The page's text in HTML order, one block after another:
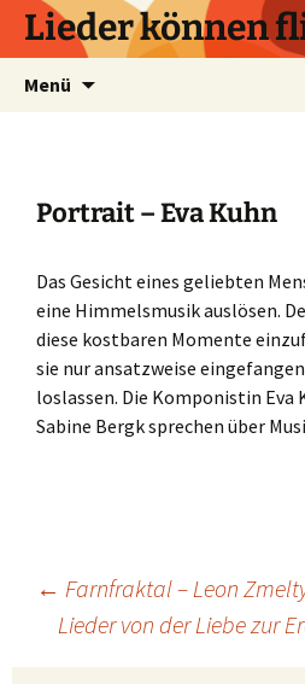
Zum
InhaltLieder können
Menü
Portrait – Eva Kuhn
Das Gesicht eines geliebten
eine Himmelsmusik auslösen.
diese kostbaren Momente
sie nur ansatzweise
loslassen. Die Komponistin Eva
Sabine Bergk sprechen über
← Farnfraktal – Leon
Lieder von der Liebe zur